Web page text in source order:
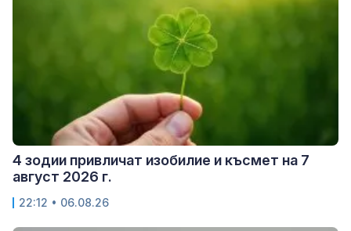
4 зодии привличат изобилие и късмет на 7
август 2026 г.
22:12 • 06.08.26